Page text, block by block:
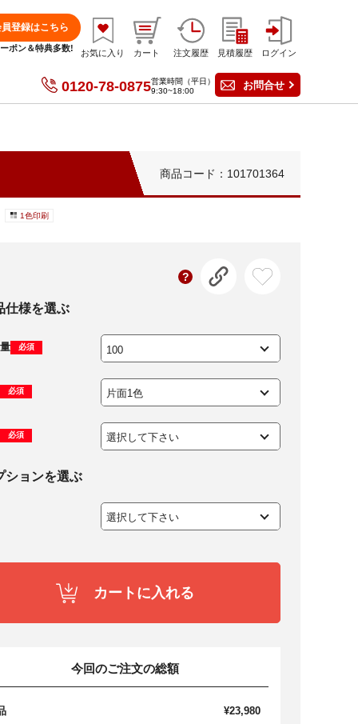
登録はこちら
ポン＆特典多数! お気に入り カート 注文履歴 見積履歴 ログイン
0120-78-0875営業時間（平日）
9:30~18:00
お問合せ
商品コード：101701364
1色印刷
仕様を選ぶ
必須
必須
必須
ションを選ぶ
カートに入れる
今回のご注文の総額
¥23,980